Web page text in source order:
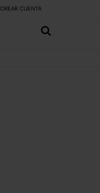
CREAR CUENTA